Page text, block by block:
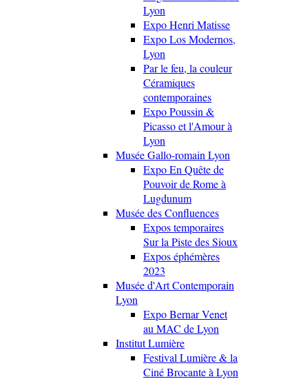
Lyon
Expo Henri Matisse
Expo Los Modernos,
Lyon
Par le feu, la couleur
Céramiques
contemporaines
Expo Poussin &
Picasso et l'Amour à
Lyon
Musée Gallo-romain Lyon
Expo En Quête de
Pouvoir de Rome à
Lugdunum
Musée des Confluences
Expos temporaires
Sur la Piste des Sioux
Expos éphémères
2023
Musée d'Art Contemporain
Lyon
Expo Bernar Venet
au MAC de Lyon
Institut Lumière
Festival Lumière & la
Ciné Brocante à Lyon